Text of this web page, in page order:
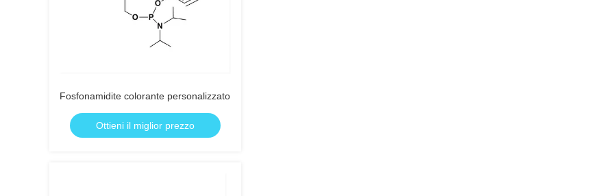
Fosfonamidite colorante personalizzato
Ottieni il miglior prezzo